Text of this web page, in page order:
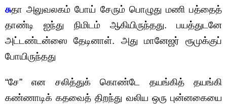
சுதா அலுவலகம் போய் சேரும் பொழுது மணி பத்தைத்
தாண்டி ஐந்து நிமிடம் ஆகியிருந்தது. பயத்துடனே
அட்டண்டன்ஸை தேடினாள். அது மானேஜர் ரூமுக்குப்
போயிருந்தது
“சே” என சலித்துக் கொண்டே தயங்கித் தயங்கி
கண்ணாடிக் கதவைத் திறந்து வலிய ஒரு புன்னகையை